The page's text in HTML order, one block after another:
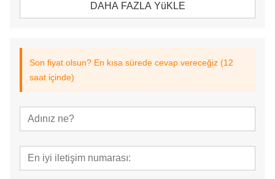
DAHA FAZLA YüKLE
Son fiyat olsun? En kısa sürede cevap vereceğiz (12
saat içinde)